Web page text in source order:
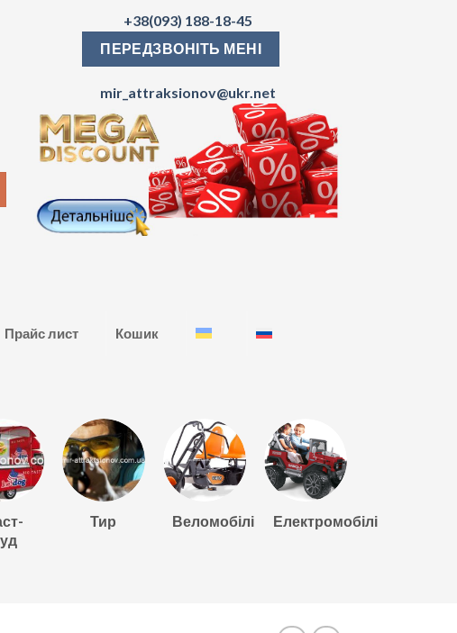
+38(093) 188-18-45
ПЕРЕДЗВОНІТЬ МЕНІ
mir_attraksionov@ukr.net
Прайс лист Кошик
Тир Веломобілі Електромобілі